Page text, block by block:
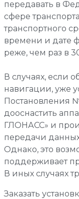
передавать в
сфере
транспортного
времени и дате
реже, чем раз в
В случаях, если
навигации, уже
Постановления
дооснастить
ГЛОНАСС» и
передачи
Однако, это
поддерживает
В иных случаях
Заказать